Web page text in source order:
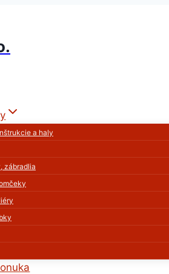
a haly
zábradlia